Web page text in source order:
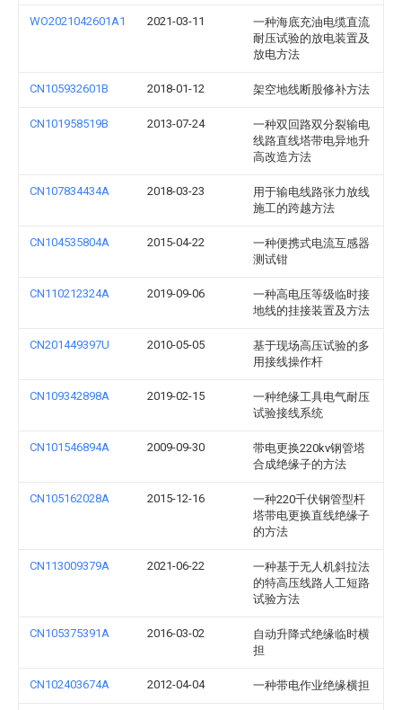
WO2021042601A1 2021-03-11
一种海底充油电缆直流
耐压试验的放电装置及
放电方法
CN105932601B 2018-01-12 架空地线断股修补方法
CN101958519B 2013-07-24
一种双回路双分裂输电
线路直线塔带电异地升
高改造方法
CN107834434A 2018-03-23
用于输电线路张力放线
施工的跨越方法
CN104535804A 2015-04-22
一种便携式电流互感器
测试钳
CN110212324A 2019-09-06
一种高电压等级临时接
地线的挂接装置及方法
CN201449397U 2010-05-05
基于现场高压试验的多
用接线操作杆
CN109342898A 2019-02-15
一种绝缘工具电气耐压
试验接线系统
CN101546894A 2009-09-30
带电更换220kv钢管塔
合成绝缘子的方法
CN105162028A 2015-12-16
一种220千伏钢管型杆
塔带电更换直线绝缘子
的方法
CN113009379A 2021-06-22
一种基于无人机斜拉法
的特高压线路人工短路
试验方法
CN105375391A 2016-03-02
自动升降式绝缘临时横
担
CN102403674A 2012-04-04 一种带电作业绝缘横担